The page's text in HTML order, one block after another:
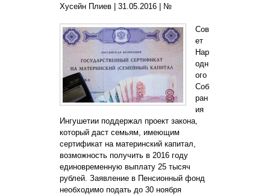
Хусейн Плиев | 31.05.2016 №
Сов
ет
Нар
одн
ого
Соб
ран
ия
Ингушетии поддержал проект закона,
который даст семьям, имеющим
сертификат на материнский капитал,
возможность получить в 2016 году
единовременную выплату 25 тысяч
рублей. Заявление в Пенсионный фонд
необходимо подать до 30 ноября